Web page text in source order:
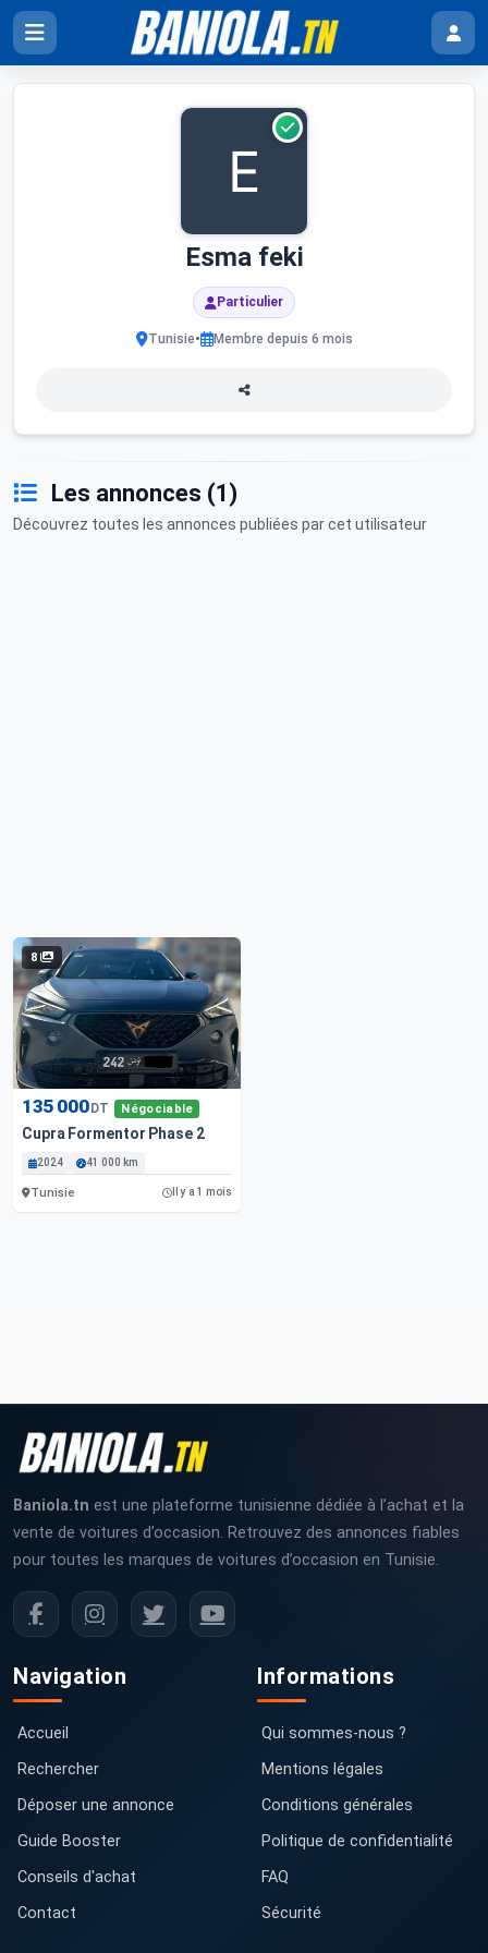
Esma feki
Particulier
Tunisie• Membre depuis 6 mois
Les annonces (1)
Découvrez toutes les annonces publiées par cet utilisateur
8
135 000 DT Négociable
Cupra Formentor Phase 2
2024 41 000 km
Tunisie Il y a 1 mois
Baniola.tn est une plateforme tunisienne dédiée à l’achat et la
vente de voitures d’occasion. Retrouvez des annonces fiables
pour toutes les marques de voitures d’occasion en Tunisie.
Navigation
Accueil
Rechercher
Déposer une annonce
Guide Booster
Conseils d'achat
Contact
Informations
Qui sommes-nous ?
Mentions légales
Conditions générales
Politique de confidentialité
FAQ
Sécurité